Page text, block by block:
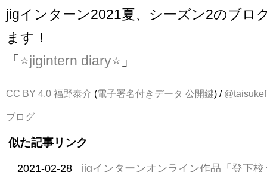
jigインターン2021夏、シーズン2のブロ
ます！
「⭐jigintern diary⭐ 」
CC BY 4.0 福野泰介 (電子署名付きデータ 公開鍵) / @taisukef
ブログ
似た記事リンク
2021-02-28
jigインターンオンライン作品「登下